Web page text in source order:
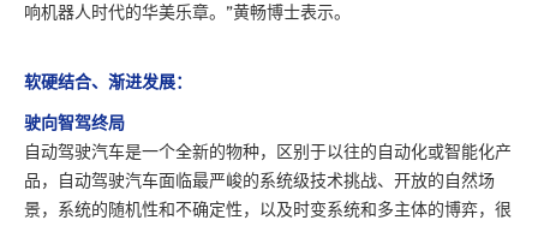
响机器人时代的华美乐章。”黄畅博士表示。
软硬结合、渐进发展：
驶向智驾终局
自动驾驶汽车是一个全新的物种，区别于以往的自动化或智能化产
品，自动驾驶汽车面临最严峻的系统级技术挑战、开放的自然场
景，系统的随机性和不确定性，以及时变系统和多主体的博弈，很